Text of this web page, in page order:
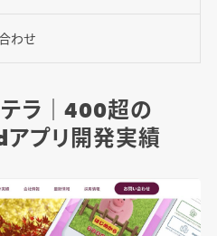
わせ
ラ｜400超の
プリ開発実績